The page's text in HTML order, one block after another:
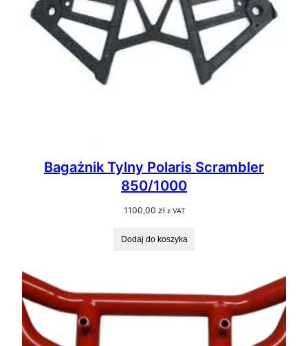
Bagażnik Tylny Polaris Scrambler
850/1000
1100,00 zł z VAT
Dodaj do koszyka